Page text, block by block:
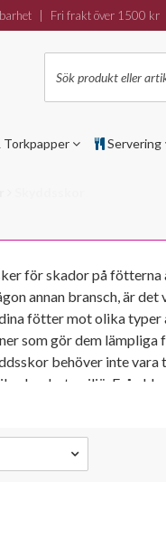
för skador på fötterna
annan bransch, är
fötter mot olika
som gör dem
behöver inte
och arbetsmiljö. Från
Fri frakt över 1500 kr
Torkpapper Servering